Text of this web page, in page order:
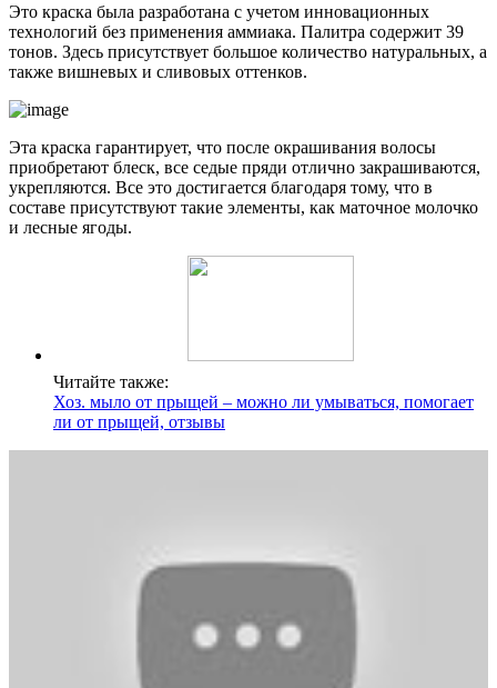
Это краска была разработана с учетом инновационных
технологий без применения аммиака. Палитра содержит 39
тонов. Здесь присутствует большое количество натуральных, а
также вишневых и сливовых оттенков.
Эта краска гарантирует, что после окрашивания волосы
приобретают блеск, все седые пряди отлично закрашиваются,
укрепляются. Все это достигается благодаря тому, что в
составе присутствуют такие элементы, как маточное молочко
и лесные ягоды.
Читайте также:
Хоз. мыло от прыщей – можно ли умываться, помогает
ли от прыщей, отзывы